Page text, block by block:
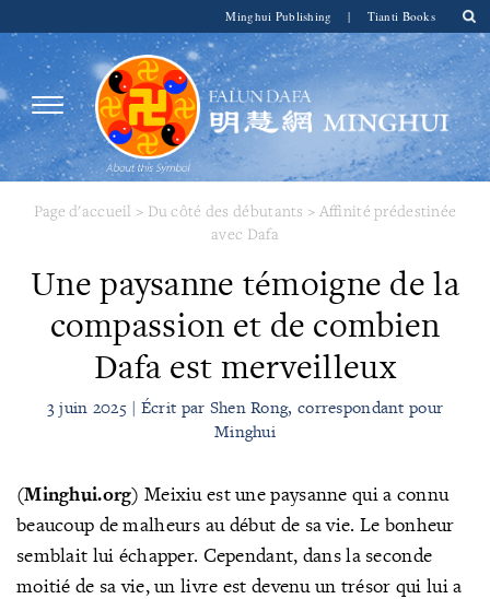
Minghui Publishing | Tianti Books
Page d'accueil > Du côté des débutants > Affinité prédestinée
avec Dafa
Une paysanne témoigne de la
compassion et de combien
Dafa est merveilleux
3 juin 2025 | Écrit par Shen Rong, correspondant pour
Minghui
(Minghui.org) Meixiu est une paysanne qui a connu
beaucoup de malheurs au début de sa vie. Le bonheur
semblait lui échapper. Cependant, dans la seconde
moitié de sa vie, un livre est devenu un trésor qui lui a